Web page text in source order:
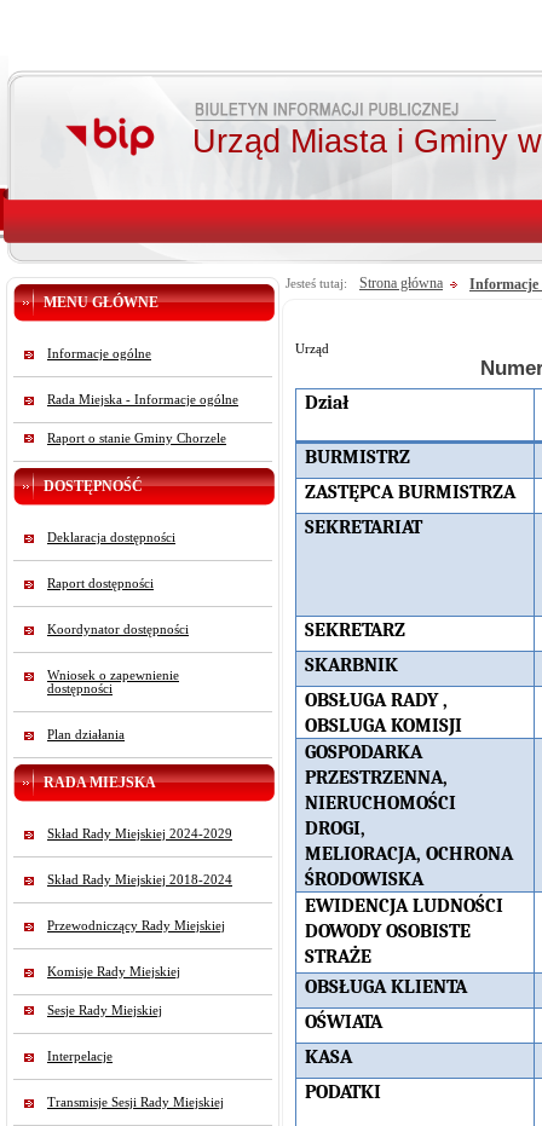
Urząd Miasta i Gminy
MENU GŁÓWNE
Informacje ogólne
Rada Miejska - Informacje ogólne
Raport o stanie Gminy Chorzele
DOSTĘPNOŚĆ
Deklaracja dostępności
Raport dostępności
Koordynator dostępności
Wniosek o zapewnienie
dostępności
Plan działania
RADA MIEJSKA
Skład Rady Miejskiej 2024-2029
Skład Rady Miejskiej 2018-2024
Przewodniczący Rady Miejskiej
Komisje Rady Miejskiej
Sesje Rady Miejskiej
Interpelacje
Transmisje Sesji Rady Miejskiej
Jesteś tutaj: Strona główna Informacje
Urząd
Dział
BURMISTRZ
ZASTĘPCA BURMISTRZA
SEKRETARIAT
SEKRETARZ
SKARBNIK
OBSŁUGA RADY ,
OBSLUGA KOMISJI
GOSPODARKA
PRZESTRZENNA,
NIERUCHOMOŚCI
DROGI,
MELIORACJA, OCHRONA
ŚRODOWISKA
EWIDENCJA LUDNOŚCI
DOWODY OSOBISTE
STRAŻE
OBSŁUGA KLIENTA
OŚWIATA
KASA
PODATKI